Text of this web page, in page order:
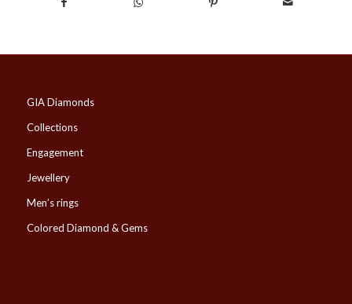
GIA Diamonds
Collections
Engagement
Jewellery
Men’s rings
Colored Diamond & Gems